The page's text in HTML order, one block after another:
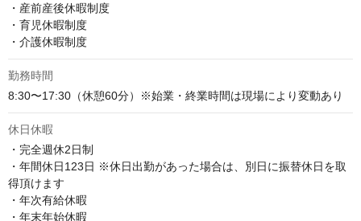
・産前産後休暇制度
・育児休暇制度
・介護休暇制度
勤務時間
8:30〜17:30（休憩60分）※始業・終業時間は現場により変動あり
休日休暇
・完全週休2日制
・年間休日123日 ※休日出勤があった場合は、別日に振替休日を取
得頂けます
・年次有給休暇
・年末年始休暇